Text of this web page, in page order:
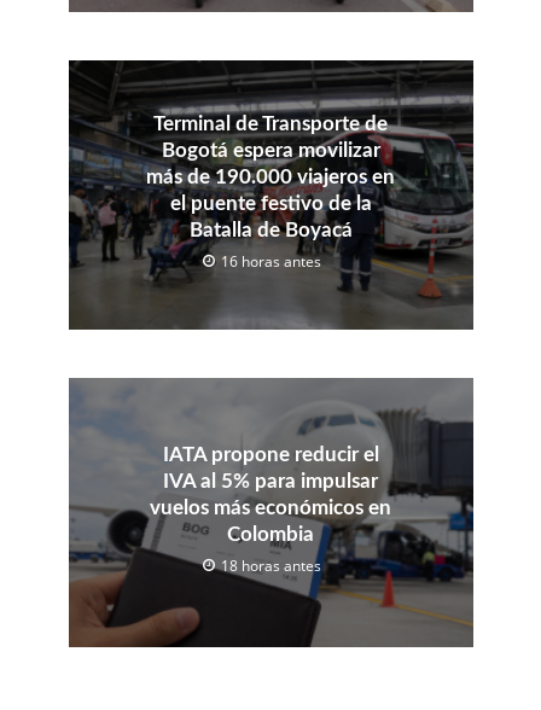
Terminal de Transporte de
Bogotá espera movilizar
más de 190.000 viajeros en
el puente festivo de la
Batalla de Boyacá
16 horas antes
IATA propone reducir el
IVA al 5% para impulsar
vuelos más económicos en
Colombia
18 horas antes